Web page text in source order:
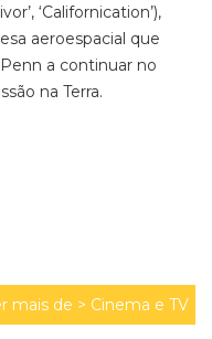
‘Californication’),
aeroespacial que
a continuar no
na Terra.
mais de > Cinema e TV